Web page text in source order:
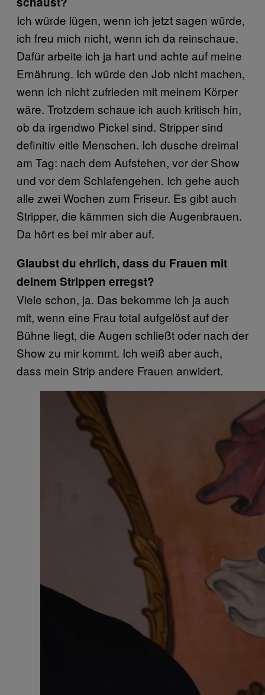
Ich würde lügen, wenn ich jetzt sagen würde,
ich freu mich nicht, wenn ich da reinschaue.
Dafür arbeite ich ja hart und achte auf meine
Ernährung. Ich würde den Job nicht machen,
wenn ich nicht zufrieden mit meinem Körper
wäre. Trotzdem schaue ich auch kritisch hin,
ob da irgendwo Pickel sind. Stripper sind
definitiv eitle Menschen. Ich dusche dreimal
am Tag: nach dem Aufstehen, vor der Show
und vor dem Schlafengehen. Ich gehe auch
alle zwei Wochen zum Friseur. Es gibt auch
Stripper, die kämmen sich die Augenbrauen.
Da hört es bei mir aber auf.
Glaubst du ehrlich, dass du Frauen mit
deinem Strippen erregst?
Viele schon, ja. Das bekomme ich ja auch
mit, wenn eine Frau total aufgelöst auf der
Bühne liegt, die Augen schließt oder nach der
Show zu mir kommt. Ich weiß aber auch,
dass mein Strip andere Frauen anwidert.